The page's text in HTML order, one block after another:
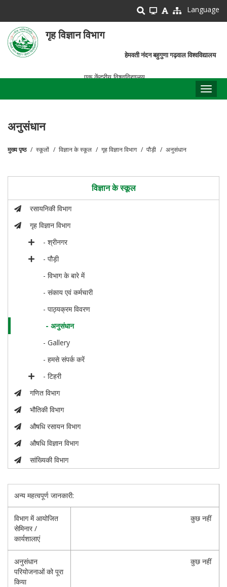
main
content
Language
गृह विज्ञान विभाग
हेमवती नंदन बहुगुणा गढ़वाल विश्वविद्यालय
एक केंद्रीय विश्वविद्यालय
अनुसंधान
मुख्य पृष्ठ स्कूलों विज्ञान के स्कूल गृह विज्ञान विभाग पौड़ी अनुसंधान
विज्ञान के स्कूल
रसायनिकी विभाग
गृह विज्ञान विभाग
- श्रीनगर
- पौड़ी
- विभाग के बारे में
- संकाय एवं कर्मचारी
- पाठ्यक्रम विवरण
- अनुसंधान
- Gallery
- हमसे संपर्क करें
- टिहरी
गणित विभाग
भौतिकी विभाग
औषधि रसायन विभाग
औषधि विज्ञान विभाग
सांख्यिकी विभाग
अन्य महत्वपूर्ण जानकारी:
विभाग में आयोजित
सेमिनार /
कार्यशालाएं
कुछ नहीं
अनुसंधान
परियोजनाओं को पूरा
किया
कुछ नहीं